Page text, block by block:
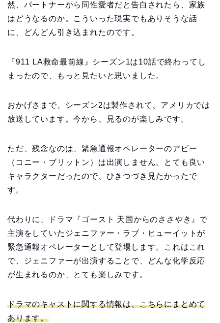
然、パートナーから同性愛者だと告白されたら、家族
はどうなるのか。こういった現実でもありそうな話
に、どんどん引き込まれたのです。
『911 LA救命最前線』シーズン1は10話で終わってし
まったので、もっと見たいと思いました。
おかげさまで、シーズン2は製作されて、アメリカでは
放送しています。今から、見るのが楽しみです。
ただ、残念なのは、緊急通報オペレーターのアビー
（コニー・ブリットン）は出演しません。とても良い
キャラクターだったので、ひきつづき見たかったで
す。
代わりに、ドラマ『ゴースト 天国からのささやき』で
主演をしていたジェニファー・ラブ・ヒューイットが
緊急通報オペレーターとして登場します。これはこれ
で、ジェニファーが出演することで、どんな化学反応
が生まれるのか、とても楽しみです。
ドラマのキャストに関する情報は、こちらにまとめて
あります。